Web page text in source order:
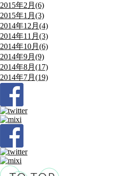
2015年2月(6)
2015年1月(3)
2014年12月(4)
2014年11月(3)
2014年10月(6)
2014年9月(9)
2014年8月(17)
2014年7月(19)